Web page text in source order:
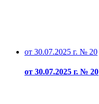
от 30.07.2025 г. № 20
от 30.07.2025 г. № 20